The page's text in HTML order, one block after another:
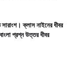
ক্লাস নাইনের ধীবর
প্রশ্ন উত্তর ধীবর